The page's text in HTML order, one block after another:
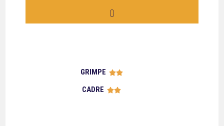
0
GRIMPE 
CADRE 